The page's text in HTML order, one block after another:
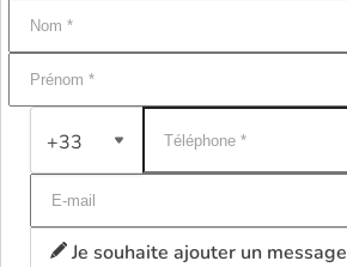
+33
Je souhaite ajouter un message